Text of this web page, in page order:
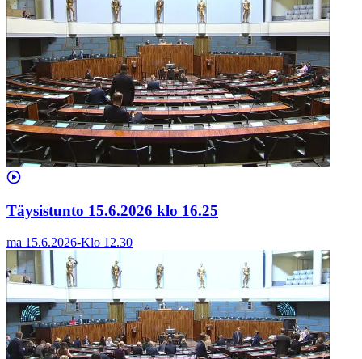
Täysistunto 15.6.2026 klo 16.25
ma 15.6.2026-Klo 12.30